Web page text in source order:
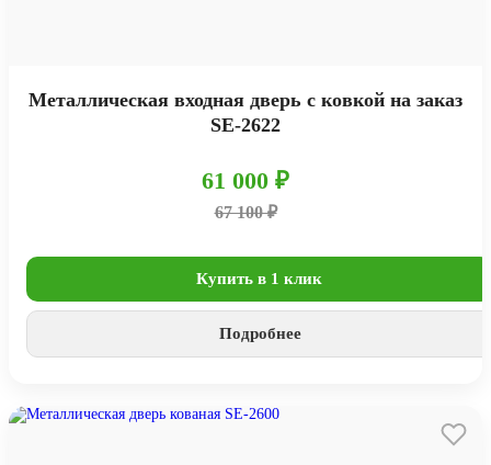
Металлическая входная дверь с ковкой на заказ
SE-2622
61 000 ₽
67 100 ₽
Купить в 1 клик
Подробнее